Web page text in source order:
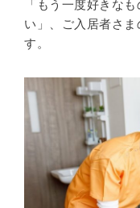
「もう一度好きな
い」、ご入居者さ
す。